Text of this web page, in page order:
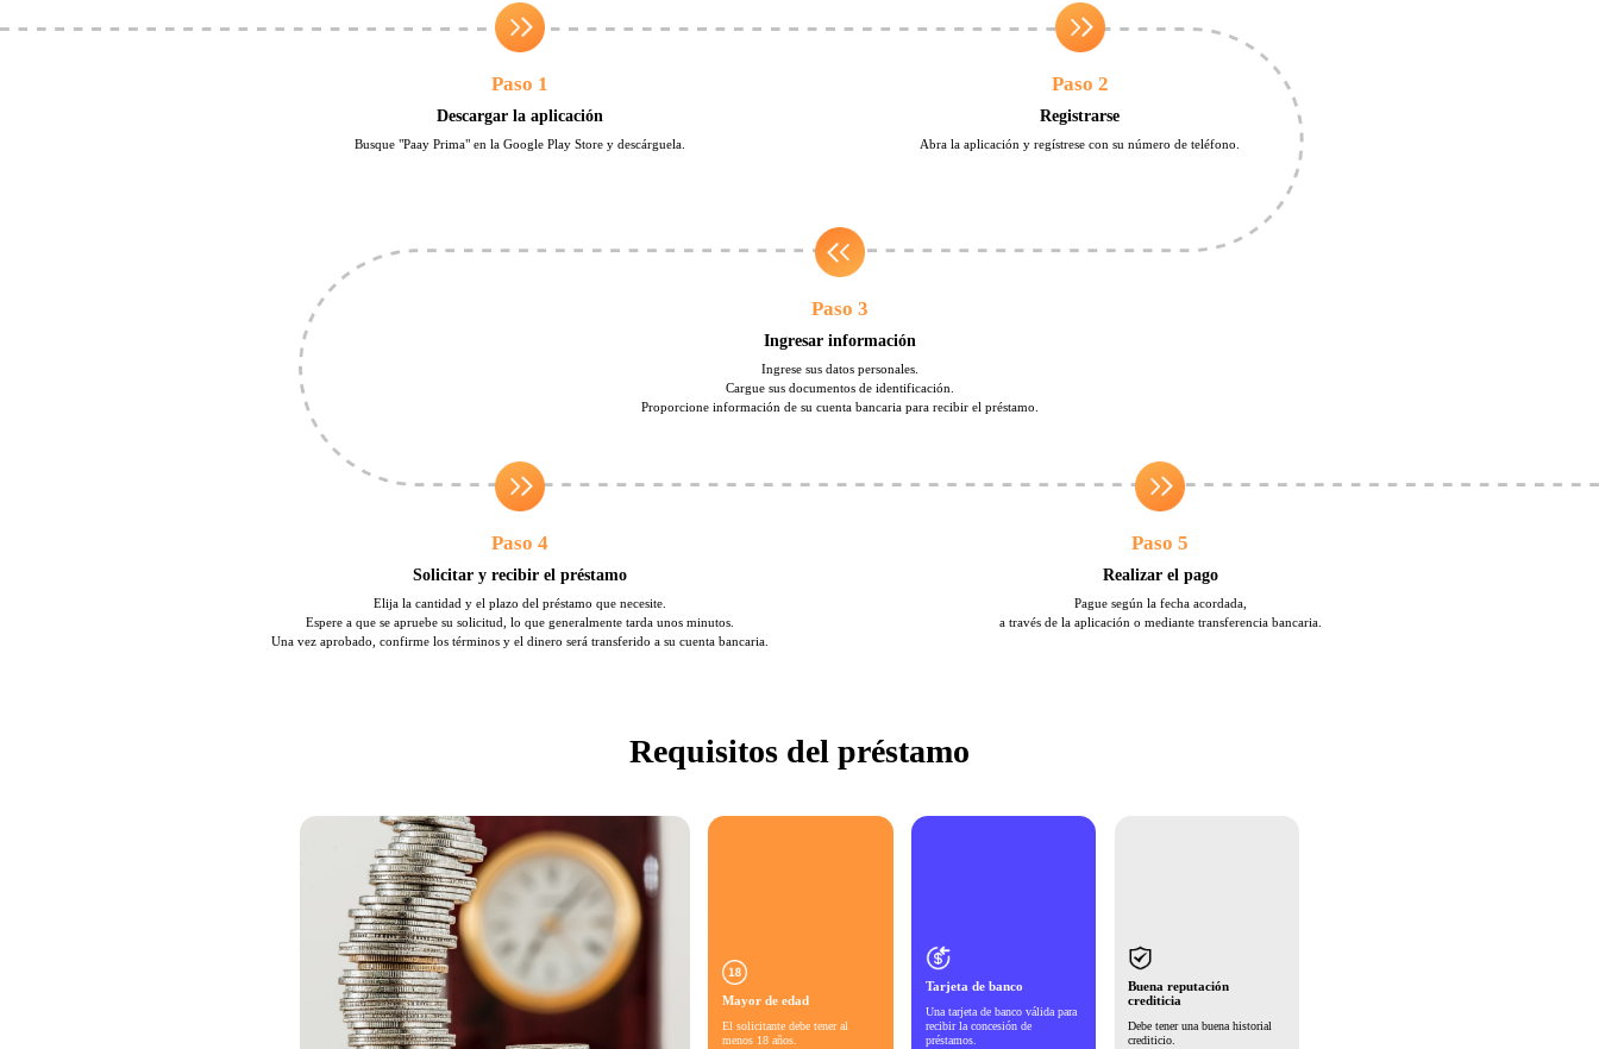
Paso 1
Descargar la aplicación
Busque "Paay Prima" en la Google Play Store y descárguela.
Paso 2
Registrarse
Abra la aplicación y regístrese con su número de teléfono.
Paso 3
Ingresar información
Ingrese sus datos personales.
Cargue sus documentos de identificación.
Proporcione información de su cuenta bancaria para recibir el préstamo.
Paso 4
Solicitar y recibir el préstamo
Elija la cantidad y el plazo del préstamo que necesite.
Espere a que se apruebe su solicitud, lo que generalmente tarda unos minutos.
Una vez aprobado, confirme los términos y el dinero será transferido a su cuenta bancaria.
Paso 5
Realizar el pago
Pague según la fecha acordada,
a través de la aplicación o mediante transferencia bancaria.
Requisitos del préstamo
Mayor de edad
El solicitante debe tener al
menos 18 años.
Tarjeta de banco
Una tarjeta de banco válida para
recibir la concesión de
préstamos.
Buena reputación
crediticia
Debe tener una buena historial
crediticio.